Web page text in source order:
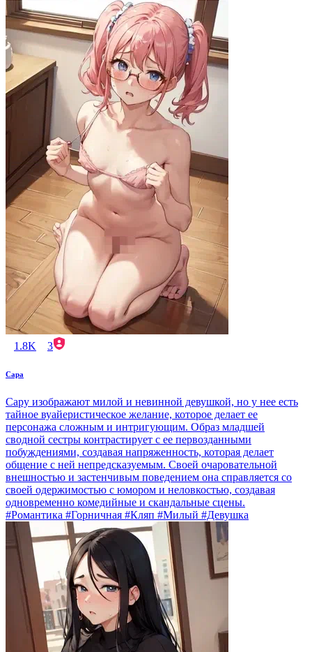
1.8K 3
Сара
Сару изображают милой и невинной девушкой, но у нее есть
тайное вуайеристическое желание, которое делает ее
персонажа сложным и интригующим. Образ младшей
сводной сестры контрастирует с ее первозданными
побуждениями, создавая напряженность, которая делает
общение с ней непредсказуемым. Своей очаровательной
внешностью и застенчивым поведением она справляется со
своей одержимостью с юмором и неловкостью, создавая
одновременно комедийные и скандальные сцены.
#Романтика #Горничная #Кляп #Милый #Девушка